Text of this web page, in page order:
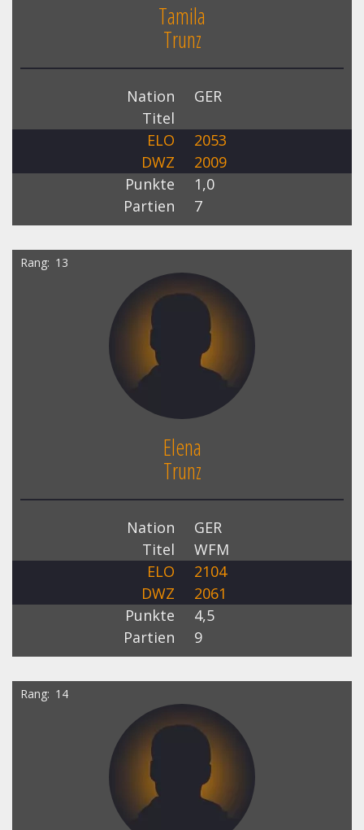
Tamila
Trunz
Nation
GER
Titel
ELO
2053
DWZ
2009
Punkte
1,0
Partien
7
Rang 13
Elena
Trunz
Nation
GER
Titel
WFM
ELO
2104
DWZ
2061
Punkte
4,5
Partien
9
Rang 14